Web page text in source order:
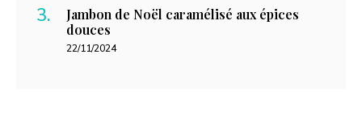
Jambon de Noël caramélisé aux épices
douces
22/11/2024